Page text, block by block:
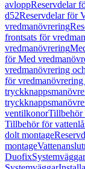
avloppReservdelar
d52Reservdelar för
vredmanövrering
frontsats för
vredmanövrering
för Med
vredmanövrering
för
ventilkonorTillbehör
Tillbehör för
dolt montage
montage
DuofixSystemväggar